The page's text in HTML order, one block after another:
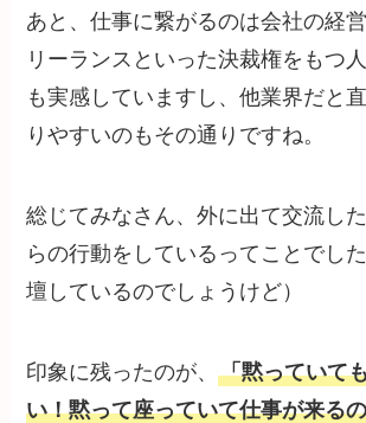
あと、仕事に繋がるのは会社の経
リーランスといった決裁権をもつ
も実感していますし、他業界だと
りやすいのもその通りですね。
総じてみなさん、外に出て交流し
らの行動をしているってことでし
壇しているのでしょうけど）
印象に残ったのが、「黙っていて
い！黙って座っていて仕事が来る